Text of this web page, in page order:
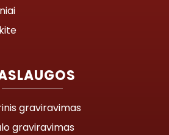
graviravimas
graviravimas